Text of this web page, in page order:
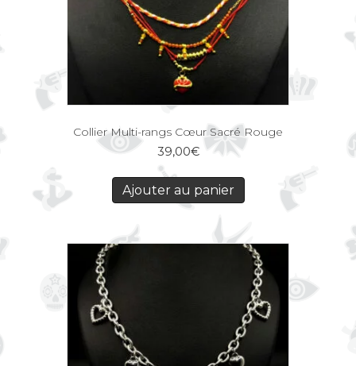
Collier Multi-rangs Cœur Sacré Rouge
39,00€
Ajouter au panier